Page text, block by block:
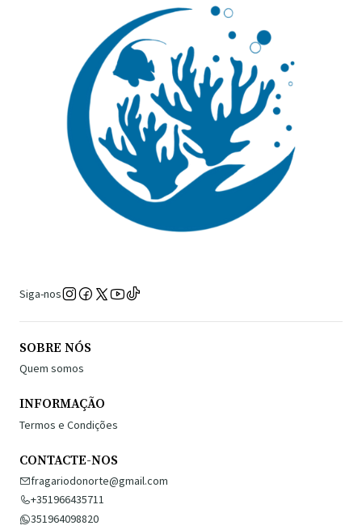
Siga-nos
SOBRE NÓS
Quem somos
INFORMAÇÃO
Termos e Condições
CONTACTE-NOS
fragariodonorte@gmail.com
+351966435711
351964098820